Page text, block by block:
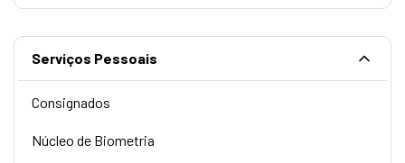
Serviços Pessoais
Consignados
Núcleo de Biometria